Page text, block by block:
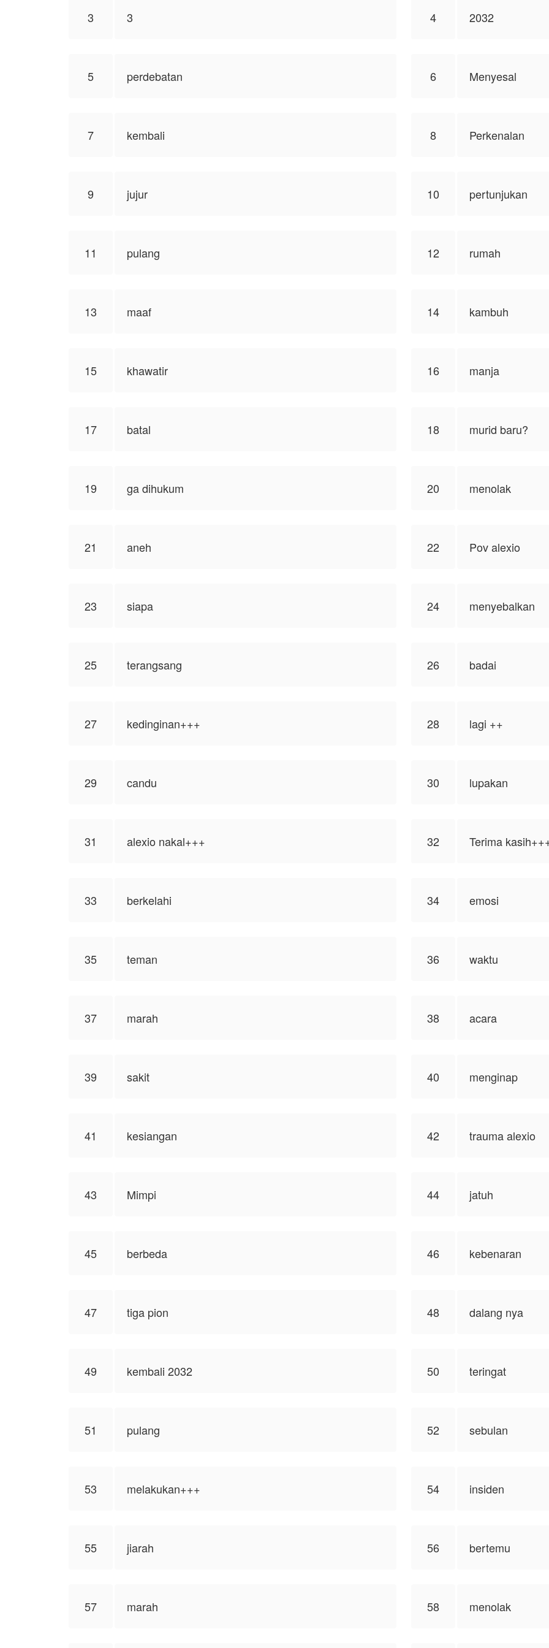
3 3 4 2032
5 perdebatan 6 Menyesal
7 kembali 8 Perkenalan
9 jujur 10 pertunjukan
11 pulang 12 rumah
13 maaf 14 kambuh
15 khawatir 16 manja
17 batal 18 murid baru?
19 ga dihukum 20 menolak
21 aneh 22 Pov alexio
23 siapa 24 menyebalkan
25 terangsang 26 badai
27 kedinginan+++ 28 lagi ++
29 candu 30 lupakan
31 alexio nakal+++ 32 Terima
33 berkelahi 34 emosi
35 teman 36 waktu
37 marah 38 acara
39 sakit 40 menginap
41 kesiangan 42 trauma alexio
43 Mimpi 44 jatuh
45 berbeda 46 kebenaran
47 tiga pion 48 dalang nya
49 kembali 2032 50 teringat
51 pulang 52 sebulan
53 melakukan+++ 54 insiden
55 jiarah 56 bertemu
57 marah 58 menolak